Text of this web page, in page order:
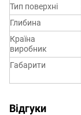
Тип поверхні
Глибина
Країна
виробник
Габарити
Відгуки